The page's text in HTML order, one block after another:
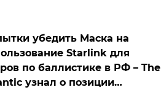
убедить Маска на
Starlink для
по баллистике в РФ – The
узнал о позиции